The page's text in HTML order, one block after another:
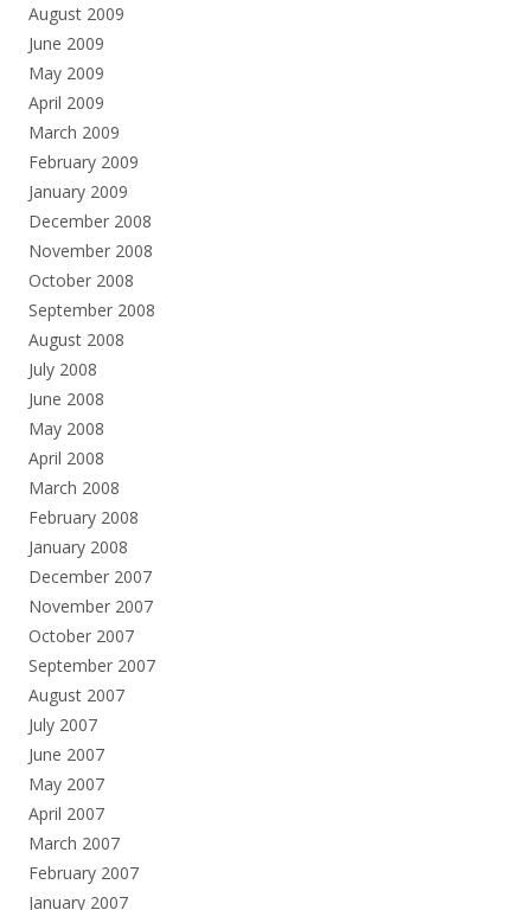
August 2009
June 2009
May 2009
April 2009
March 2009
February 2009
January 2009
December 2008
November 2008
October 2008
September 2008
August 2008
July 2008
June 2008
May 2008
April 2008
March 2008
February 2008
January 2008
December 2007
November 2007
October 2007
September 2007
August 2007
July 2007
June 2007
May 2007
April 2007
March 2007
February 2007
January 2007